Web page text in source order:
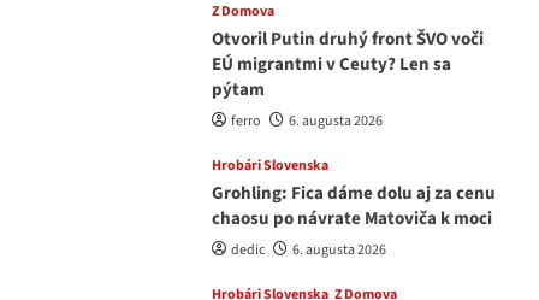
Z Domova
Otvoril Putin druhý front ŠVO voči
EÚ migrantmi v Ceuty? Len sa
pýtam
ferro 6. augusta 2026
Hrobári Slovenska
Grohling: Fica dáme dolu aj za cenu
chaosu po návrate Matoviča k moci
dedic 6. augusta 2026
Hrobári Slovenska Z Domova